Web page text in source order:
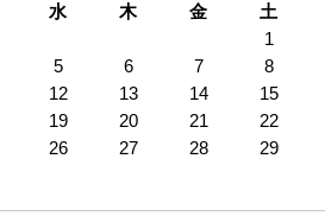
水 木 金
土
1
5 6 7
8
12 13 14
15
19 20 21
22
26 27 28
29